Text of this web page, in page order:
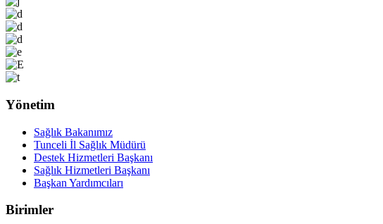
Yönetim
Sağlık Bakanımız
Tunceli İl Sağlık Müdürü
Destek Hizmetleri Başkanı
Sağlık Hizmetleri Başkanı
Başkan Yardımcıları
Birimler